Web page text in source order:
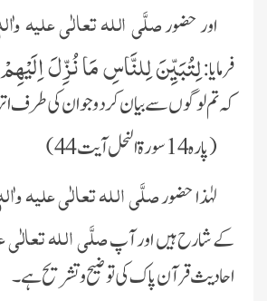
اور حضورصلَّی اللہ تعالٰی علیہ
فرمایا:لِتُبَیِّنَ لِلنَّاسِ مَا نُزِّلَ اِلَیْهِمْ
کہ تم لوگوں سے بیان کردو جو ان کی طرف
(پارہ 14 سورة النحل آیت 44)
لہٰذا حضورصلَّی اللہ تعالٰی علیہ
کے شارح ہیں اور آپصلَّی اللہ تعالٰی
احادیث قرآن پاک کی توضیح و تشریح ہے۔